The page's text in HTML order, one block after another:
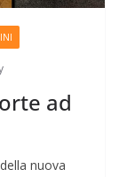
ad
nuova